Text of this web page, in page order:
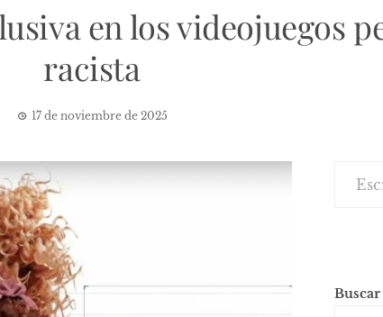
en los videojuegos
racista
17 de noviembre de 2025
Buscar